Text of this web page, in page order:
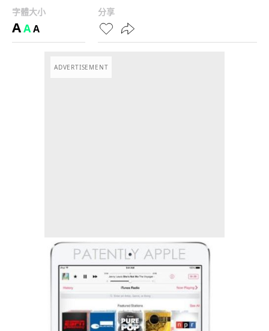
字體大小
AAA
分享
ADVERTISEMENT